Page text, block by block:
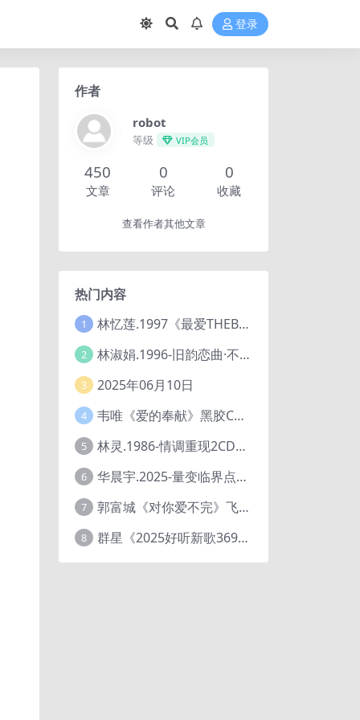
登录
作者
robot
等级 VIP会员
450
文章
0
评论
0
收藏
查看作者其他文章
热门内容
1 林忆莲.1997《最爱THEBESTOFSANDYLIVE》2CD【滚石】
2 林淑娟.1996-旧韵恋曲·不了情【华丽】【WAV+CUE】
3 2025年06月10日
4 韦唯《爱的奉献》黑胶CD[WAV+CUE]
5 林灵.1986-情调重现2CD（喜玛拉雅飞跃复刻版）【海丽】
6 华晨宇.2025-量变临界点【天娱传媒】【FLAC分轨】
7 郭富城《对你爱不完》飞碟唱片[低速原抓WAV+CUE]
8 群星《2025好听新歌369》车载音乐【24bit-WAV分轨】